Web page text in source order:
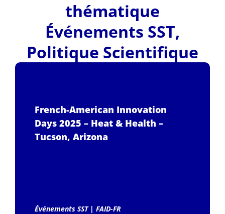
thématique
Événements SST,
Politique Scientifique
French-American Innovation
Days 2025 – Heat & Health –
Tucson, Arizona
Événements SST| FAID-FR